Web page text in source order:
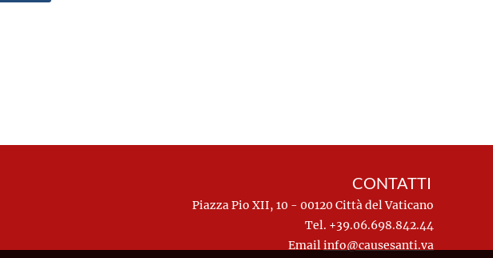
CONTATTI
Piazza Pio XII, 10 - 00120 Città del Vaticano
Tel. +39.06.698.842.44
Emailinfo@causesanti.va